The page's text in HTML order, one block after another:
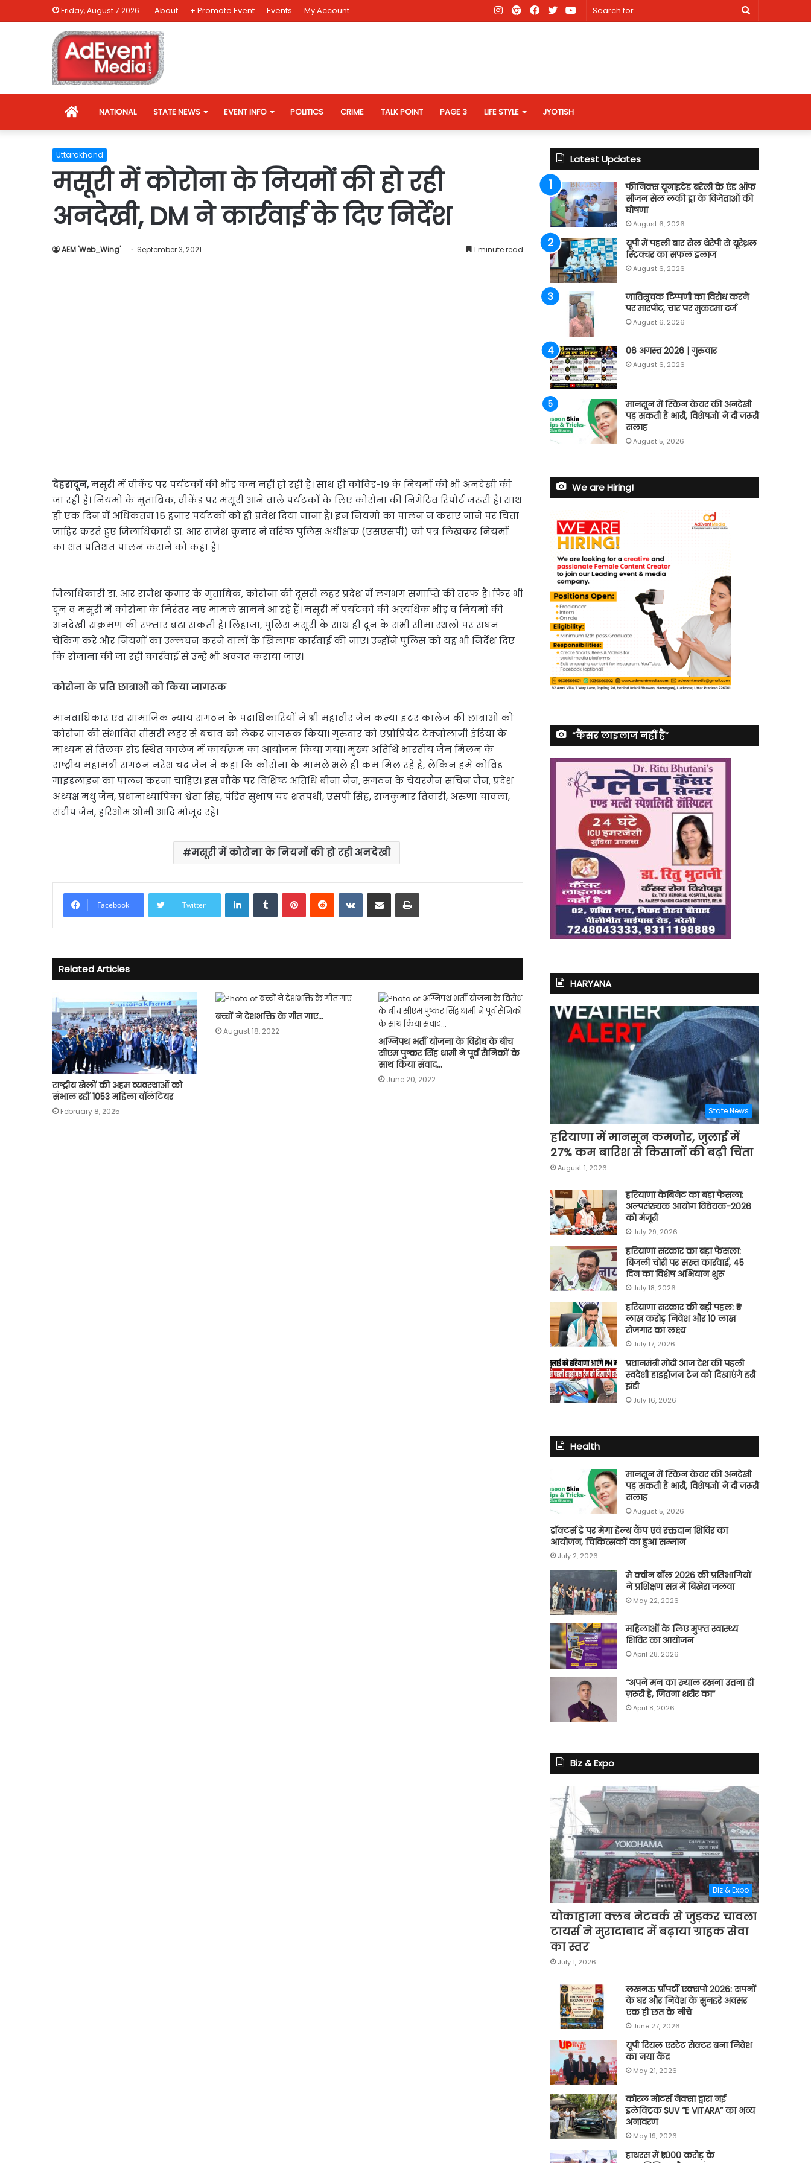
Friday, August 7 2026 About + Promote Event Events My Account
Search
Youtube
X
Facebook
AD
Instagram
HOMENATIONAL STATE NEWS EVENT INFO POLITICS CRIME TALK POINT PAGE 3 LIFE STYLE JYOTISH
Uttarakhand
मसूरी में कोरोना के नियमों की हो रही
अनदेखी, DM ने कार्रवाई के दिए निर्देश
AEM 'Web_Wing' September 3, 2021 1 minute read
देहरादून,मसूरी में वीकेंड पर पर्यटकों की भीड़ कम नहीं हो रही है। साथ ही कोविड-19 के नियमों की भी अनदेखी की
जा रही है। नियमों के मुताबिक, वीकेंड पर मसूरी आने वाले पर्यटकों के लिए कोरोना की निगेटिव रिपोर्ट जरूरी है। साथ
ही एक दिन में अधिकतम 15 हजार पर्यटकों को ही प्रवेश दिया जाना है। इन नियमों का पालन न कराए जाने पर चिंता
जाहिर करते हुए जिलाधिकारी डा. आर राजेश कुमार ने वरिष्ठ पुलिस अधीक्षक (एसएसपी) को पत्र लिखकर नियमों
का शत प्रतिशत पालन कराने को कहा है।
जिलाधिकारी डा. आर राजेश कुमार के मुताबिक, कोरोना की दूसरी लहर प्रदेश में लगभग समाप्ति की तरफ है। फिर भी
दून व मसूरी में कोरोना के निरंतर नए मामले सामने आ रहे हैं। मसूरी में पर्यटकों की अत्यधिक भीड़ व नियमों की
अनदेखी संक्रमण की रफ्तार बढ़ा सकती है। लिहाजा, पुलिस मसूरी के साथ ही दून के सभी सीमा स्थलों पर सघन
चेकिंग करे और नियमों का उल्लंघन करने वालों के खिलाफ कार्रवाई की जाए। उन्होंने पुलिस को यह भी निर्देश दिए
कि रोजाना की जा रही कार्रवाई से उन्हें भी अवगत कराया जाए।
कोरोना के प्रति छात्राओं को किया जागरूक
मानवाधिकार एवं सामाजिक न्याय संगठन के पदाधिकारियों ने श्री महावीर जैन कन्या इंटर कालेज की छात्राओं को
कोरोना की संभावित तीसरी लहर से बचाव को लेकर जागरूक किया। गुरुवार को एप्रोप्रियेट टेक्नोलाजी इंडिया के
माध्यम से तिलक रोड स्थित कालेज में कार्यक्रम का आयोजन किया गया। मुख्य अतिथि भारतीय जैन मिलन के
राष्ट्रीय महामंत्री संगठन नरेश चंद जैन ने कहा कि कोरोना के मामले भले ही कम मिल रहे हैं, लेकिन हमें कोविड
गाइडलाइन का पालन करना चाहिए। इस मौके पर विशिष्ट अतिथि बीना जैन, संगठन के चेयरमैन सचिन जैन, प्रदेश
अध्यक्ष मधु जैन, प्रधानाध्यापिका श्वेता सिंह, पंडित सुभाष चंद्र शतपथी, एसपी सिंह, राजकुमार तिवारी, अरुणा चावला,
संदीप जैन, हरिओम ओमी आदि मौजूद रहे।
मसूरी में कोरोना के नियमों की हो रही अनदेखी
Facebook Twitter
LinkedInTumblrPinterestReddit VKontakte
Share via Email Print
Related Articles
राष्ट्रीय खेलों की अहम व्यवस्थाओं को
संभाल रहीं 1053 महिला वाॅलंटियर
February 8, 2025
बच्चों ने देशभक्ति के गीत गाए…
August 18, 2022
अग्निपथ भर्ती योजना के विरोध के बीच
सीएम पुष्कर सिंह धामी ने पूर्व सैनिकों के
साथ किया संवाद…
June 20, 2022
Latest Updates
फीनिक्स यूनाइटेड बरेली के एंड ऑफ
सीजन सेल लकी ड्रा के विजेताओं की
घोषणा
August 6, 2026
यूपी में पहली बार सेल थेरेपी से यूरेथ्रल
स्ट्रिक्चर का सफल इलाज
August 6, 2026
जातिसूचक टिप्पणी का विरोध करने
पर मारपीट, चार पर मुकदमा दर्ज
August 6, 2026
06 अगस्त 2026 | गुरुवार
August 6, 2026
मानसून में स्किन केयर की अनदेखी
पड़ सकती है भारी, विशेषज्ञों ने दी जरूरी
सलाह
August 5, 2026
We are Hiring!
“कैंसर लाइलाज नहीं है”
HARYANA
State News
हरियाणा में मानसून कमजोर, जुलाई में
27% कम बारिश से किसानों की बढ़ी चिंता
August 1, 2026
हरियाणा कैबिनेट का बड़ा फैसला:
अल्पसंख्यक आयोग विधेयक-2026
को मंजूरी
July 29, 2026
हरियाणा सरकार का बड़ा फैसला:
बिजली चोरी पर सख्त कार्रवाई, 45
दिन का विशेष अभियान शुरू
July 18, 2026
हरियाणा सरकार की बड़ी पहल: ₹5
लाख करोड़ निवेश और 10 लाख
रोजगार का लक्ष्य
July 17, 2026
प्रधानमंत्री मोदी आज देश की पहली
स्वदेशी हाइड्रोजन ट्रेन को दिखाएंगे हरी
झंडी
July 16, 2026
Health
मानसून में स्किन केयर की अनदेखी
पड़ सकती है भारी, विशेषज्ञों ने दी जरूरी
सलाह
August 5, 2026
डॉक्टर्स डे पर मेगा हेल्थ कैंप एवं रक्तदान शिविर का
आयोजन, चिकित्सकों का हुआ सम्मान
July 2, 2026
मे क्वीन बॉल 2026 की प्रतिभागियों
ने प्रशिक्षण सत्र में बिखेरा जलवा
May 22, 2026
महिलाओं के लिए मुफ्त स्वास्थ्य
शिविर का आयोजन
April 28, 2026
“अपने मन का ख्याल रखना उतना ही
ज़रूरी है, जितना शरीर का”
April 8, 2026
Biz & Expo
Biz & Expo
योकाहामा क्लब नेटवर्क से जुड़कर चावला
टायर्स ने मुरादाबाद में बढ़ाया ग्राहक सेवा
का स्तर
July 1, 2026
लखनऊ प्रॉपर्टी एक्सपो 2026: सपनों
के घर और निवेश के सुनहरे अवसर
एक ही छत के नीचे
June 27, 2026
यूपी रियल एस्टेट सेक्टर बना निवेश
का नया केंद्र
May 21, 2026
कोरल मोटर्स नेक्सा द्वारा नई
इलेक्ट्रिक SUV “E VITARA” का भव्य
अनावरण
May 19, 2026
हाथरस में ₹1,000 करोड़ के